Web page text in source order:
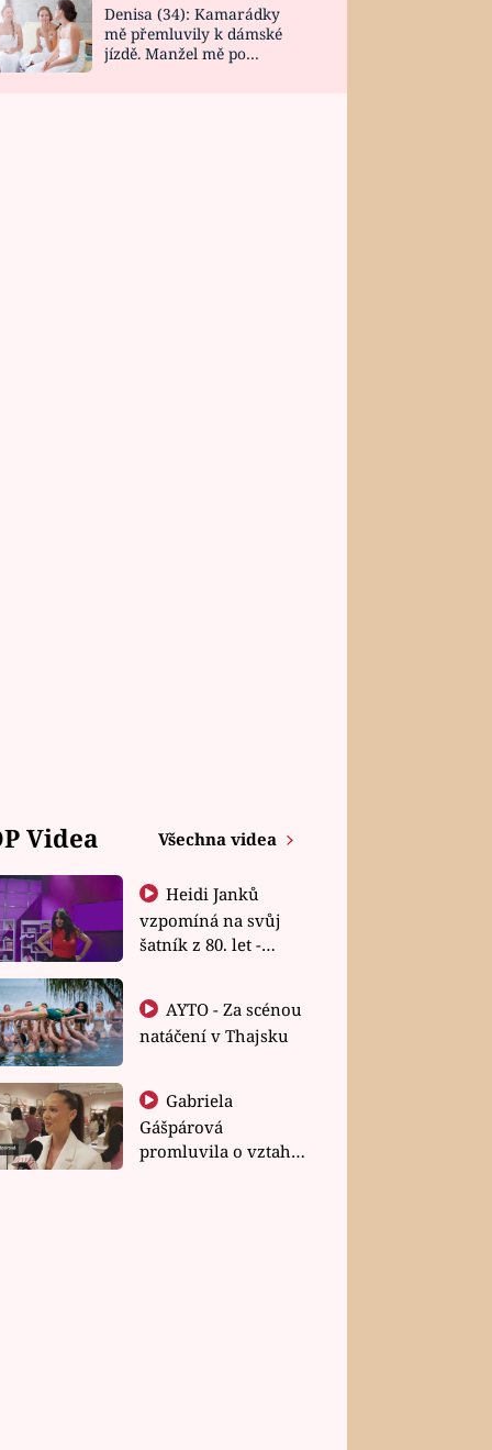
Denisa (34): Kamarádky
mě přemluvily k dámské
jízdě. Manžel mě po
Videa Všechna videa
Heidi Janků
vzpomíná na svůj
šatník z 80. let -
natáčení v Thajsku
Gabriela
Gášpárová
promluvila o vztahu